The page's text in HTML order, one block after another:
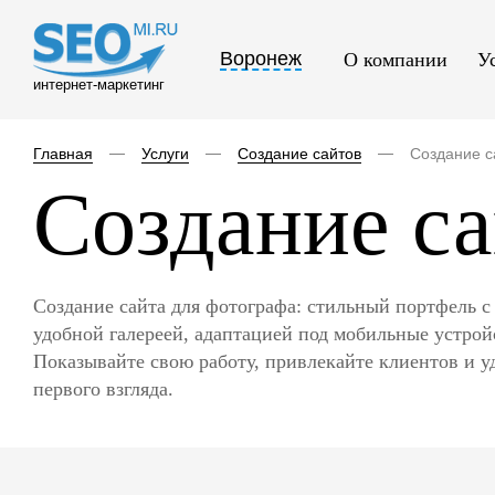
интернет-маркетинг
Воронеж О компании
Главная Услуги Создание сайтов Создание
Создание
Создание сайта для фотографа: стильный портфель
удобной галереей, адаптацией под мобильные
Показывайте свою работу, привлекайте клиентов и
первого взгляда.